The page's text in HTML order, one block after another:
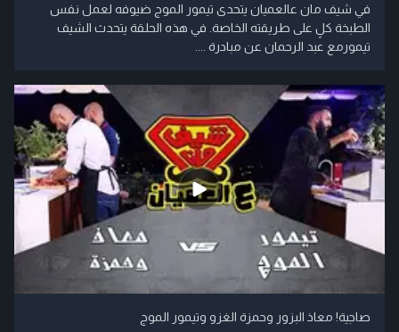
في شيف مان عالعميان يتحدى تيمور الموج ضيوفه لعمل نفس
الطبخة كلٍ على طريقته الخاصة. في هذه الحلقة يتحدث الشيف
تيمورمع عبد الرحمان عن مبادرة ....
صاجية! معاذ البزور وحمزة الغزو وتيمور الموج